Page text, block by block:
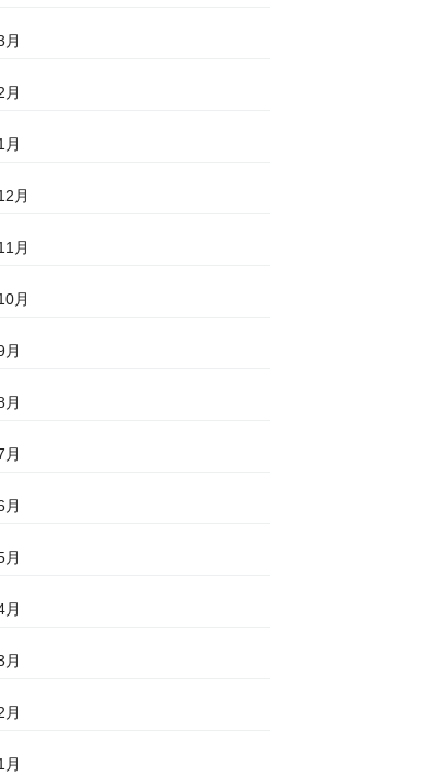
月
月
月
月
月
月
月
月
月
月
月
月
月
月
月